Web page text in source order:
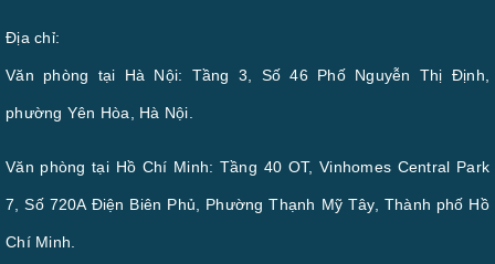
Địa chỉ:
Văn phòng tại Hà Nội: Tầng 3, Số 46 Phố Nguyễn Thị Định,
phường Yên Hòa, Hà Nội.
Văn phòng tại Hồ Chí Minh: Tầng 40 OT, Vinhomes Central Park
7, Số 720A Điện Biên Phủ, Phường Thạnh Mỹ Tây, Thành phố Hồ
Chí Minh.